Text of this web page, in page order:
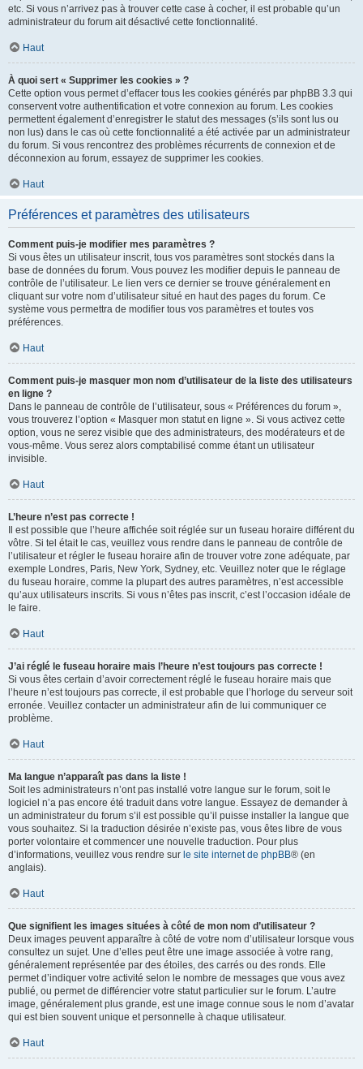
etc. Si vous n’arrivez pas à trouver cette case à cocher, il est probable qu’un
administrateur du forum ait désactivé cette fonctionnalité.
Haut
À quoi sert « Supprimer les cookies » ?
Cette option vous permet d’effacer tous les cookies générés par phpBB 3.3 qui
conservent votre authentification et votre connexion au forum. Les cookies
permettent également d’enregistrer le statut des messages (s’ils sont lus ou
non lus) dans le cas où cette fonctionnalité a été activée par un administrateur
du forum. Si vous rencontrez des problèmes récurrents de connexion et de
déconnexion au forum, essayez de supprimer les cookies.
Haut
Préférences et paramètres des utilisateurs
Comment puis-je modifier mes paramètres ?
Si vous êtes un utilisateur inscrit, tous vos paramètres sont stockés dans la
base de données du forum. Vous pouvez les modifier depuis le panneau de
contrôle de l’utilisateur. Le lien vers ce dernier se trouve généralement en
cliquant sur votre nom d’utilisateur situé en haut des pages du forum. Ce
système vous permettra de modifier tous vos paramètres et toutes vos
préférences.
Haut
Comment puis-je masquer mon nom d’utilisateur de la liste des utilisateurs
en ligne ?
Dans le panneau de contrôle de l’utilisateur, sous « Préférences du forum »,
vous trouverez l’option « Masquer mon statut en ligne ». Si vous activez cette
option, vous ne serez visible que des administrateurs, des modérateurs et de
vous-même. Vous serez alors comptabilisé comme étant un utilisateur
invisible.
Haut
L’heure n’est pas correcte !
Il est possible que l’heure affichée soit réglée sur un fuseau horaire différent du
vôtre. Si tel était le cas, veuillez vous rendre dans le panneau de contrôle de
l’utilisateur et régler le fuseau horaire afin de trouver votre zone adéquate, par
exemple Londres, Paris, New York, Sydney, etc. Veuillez noter que le réglage
du fuseau horaire, comme la plupart des autres paramètres, n’est accessible
qu’aux utilisateurs inscrits. Si vous n’êtes pas inscrit, c’est l’occasion idéale de
le faire.
Haut
J’ai réglé le fuseau horaire mais l’heure n’est toujours pas correcte !
Si vous êtes certain d’avoir correctement réglé le fuseau horaire mais que
l’heure n’est toujours pas correcte, il est probable que l’horloge du serveur soit
erronée. Veuillez contacter un administrateur afin de lui communiquer ce
problème.
Haut
Ma langue n’apparaît pas dans la liste !
Soit les administrateurs n’ont pas installé votre langue sur le forum, soit le
logiciel n’a pas encore été traduit dans votre langue. Essayez de demander à
un administrateur du forum s’il est possible qu’il puisse installer la langue que
vous souhaitez. Si la traduction désirée n’existe pas, vous êtes libre de vous
porter volontaire et commencer une nouvelle traduction. Pour plus
d’informations, veuillez vous rendre sur le site internet de phpBB® (en
anglais).
Haut
Que signifient les images situées à côté de mon nom d’utilisateur ?
Deux images peuvent apparaître à côté de votre nom d’utilisateur lorsque vous
consultez un sujet. Une d’elles peut être une image associée à votre rang,
généralement représentée par des étoiles, des carrés ou des ronds. Elle
permet d’indiquer votre activité selon le nombre de messages que vous avez
publié, ou permet de différencier votre statut particulier sur le forum. L’autre
image, généralement plus grande, est une image connue sous le nom d’avatar
qui est bien souvent unique et personnelle à chaque utilisateur.
Haut